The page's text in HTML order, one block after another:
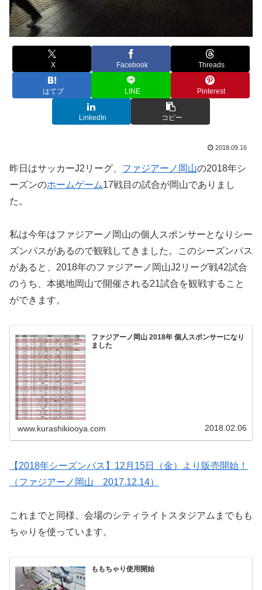
X Facebook Threads
はてブ LINE Pinterest
LinkedIn コピー
2018.09.16
昨日はサッカーJ2リーグ、 ファジアーノ岡山の2018年シ
ーズンのホームゲーム17戦目の試合が岡山でありまし
た。
私は今年はファジアーノ岡山の個人スポンサーとなりシー
ズンパスがあるので観戦してきました。このシーズンパス
があると、2018年のファジアーノ岡山J2リーグ戦42試合
のうち、本拠地岡山で開催される21試合を観戦すること
ができます。
ファジアーノ岡山 2018年 個人スポンサーになり
ました
www.kurashikiooya.com 2018.02.06
【2018年シーズンパス】12月15日（金）より販売開始！
（ファジアーノ岡山 2017.12.14）
これまでと同様、会場のシティライトスタジアムまでもも
ちゃりを使っています。
ももちゃり使用開始